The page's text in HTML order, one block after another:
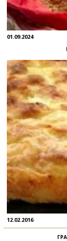
01.09.2024
12.02.2016